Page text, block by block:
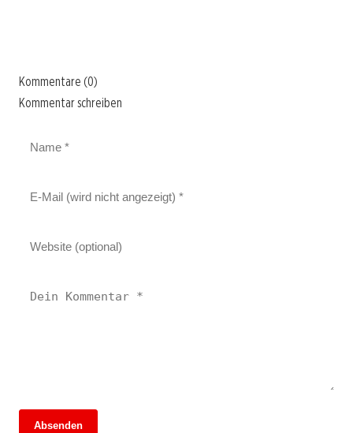
Kommentare (0)
Kommentar schreiben
Absenden